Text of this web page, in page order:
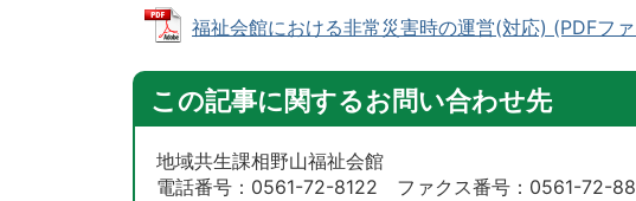
福祉会館における非常災害時の運営(対応) (PDFフ
この記事に関するお問い合わせ先
地域共生課相野山福祉会館
電話番号：0561-72-8122 ファクス番号：0561-72-